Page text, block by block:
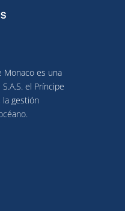
Monaco es una
el Príncipe
gestión